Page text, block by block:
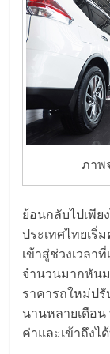
รวม
แฟ
รน
ไชส์
ขาย
แฟ
รน
ไชส์
ภาพ
ย้อนกลับไปเพี
ประเทศไทยเริ่
เข้าสู่ช่วงเวลา
จำนวนมากหัน
ราคารถใหม่ป
นานหลายเดือ
ค่าและเข้าถึงไ